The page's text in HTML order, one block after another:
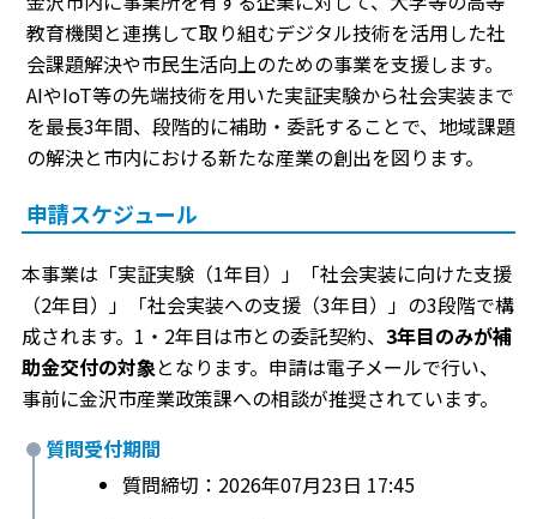
教育機関と連携して取り組むデジタル技術を活用した社
会課題解決や市民生活向上のための事業を支援します。
AIやIoT等の先端技術を用いた実証実験から社会実装まで
を最長3年間、段階的に補助・委託することで、地域課題
の解決と市内における新たな産業の創出を図ります。
申請スケジュール
本事業は「実証実験（1年目）」「社会実装に向けた支援
（2年目）」「社会実装への支援（3年目）」の3段階で構
成されます。1・2年目は市との委託契約、 3年目のみが補
助金交付の対象となります。申請は電子メールで行い、
事前に金沢市産業政策課への相談が推奨されています。
質問受付期間
質問締切：2026年07月23日 17:45